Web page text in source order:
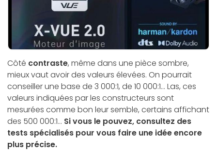
Côté contraste, même dans une pièce sombre,
mieux vaut avoir des valeurs élevées. On pourrait
conseiller une base de 3 000:1, de 10 000:1... Las, ces
valeurs indiquées par les constructeurs sont
mesurées comme bon leur semble, certains affichant
des 500 000:1… Si vous le pouvez, consultez des
tests spécialisés pour vous faire une idée encore
plus précise.